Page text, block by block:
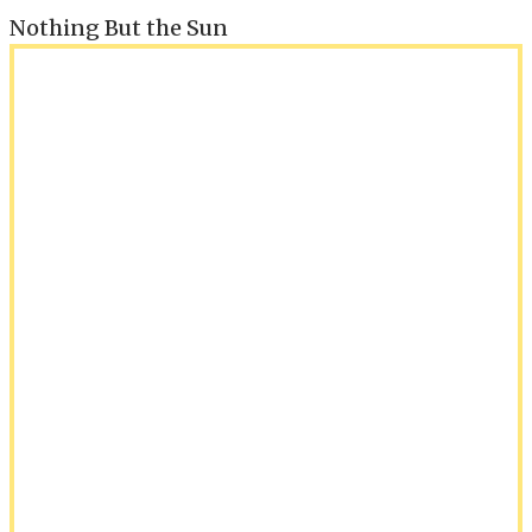
Nothing But the Sun